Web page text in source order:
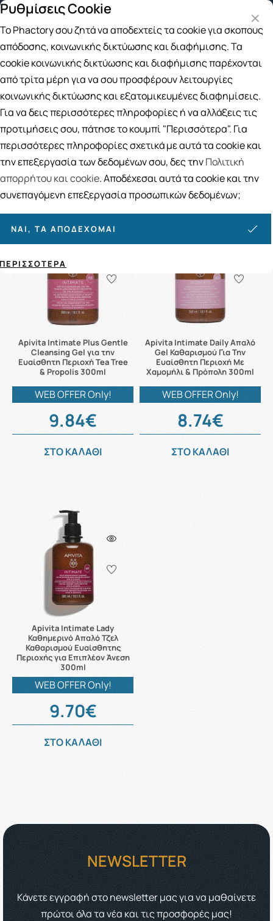
Δωρεάν μεταφορικά για αγορές άνω των 49€
Αναζήτηση
Αρχική / Εταιρίες / Apivita / Apivita Intimate Care
Apivita Intimate Care
Ταξινόμηση Προβολή
3 ΠΡΟΪΌΝΤΑ
Apivita Intimate Plus Gentle
Cleansing Gel για την
Ευαίσθητη Περιοχή Tea Tree
& Propolis 300ml
WEB OFFER Only!
9.84€
ΣΤΟ ΚΑΛΑΘΙ
Apivita Intimate Daily Απαλό
Gel Καθαρισμού Για Την
Ευαίσθητη Περιοχή Με
Χαμομήλι & Πρόπολη 300ml
WEB OFFER Only!
8.74€
ΣΤΟ ΚΑΛΑΘΙ
Apivita Intimate Lady
Καθημερινό Απαλό Τζελ
Καθαρισμού Ευαίσθητης
Περιοχής για Επιπλέον Άνεση
300ml
WEB OFFER Only!
9.70€
ΣΤΟ ΚΑΛΑΘΙ
NEWSLETTER
Κάνετε εγγραφή στο newsletter μας για να μαθαίνετε
πρώτοι όλα τα νέα και τις προσφορές μας!
Ρυθμίσεις Cookie
Το Phactory σου ζητά να αποδεχτείς τα cookie για σκοπούς
απόδοσης, κοινωνικής δικτύωσης και διαφήμισης. Τα
cookie κοινωνικής δικτύωσης και διαφήμισης παρέχονται
από τρίτα μέρη για να σου προσφέρουν λειτουργίες
κοινωνικής δικτύωσης και εξατομικευμένες διαφημίσεις.
Για να δεις περισσότερες πληροφορίες ή να αλλάξεις τις
προτιμήσεις σου, πάτησε το κουμπί "Περισσότερα". Για
περισσότερες πληροφορίες σχετικά με αυτά τα cookie και
την επεξεργασία των δεδομένων σου, δες τηνΠολιτική
απορρήτου και cookie. Αποδέχεσαι αυτά τα cookie και την
συνεπαγόμενη επεξεργασία προσωπικών δεδομένων;
ΝΑΙ, ΤΑ ΑΠΟΔΈΧΟΜΑΙ
ΠΕΡΙΣΣΌΤΕΡΑ